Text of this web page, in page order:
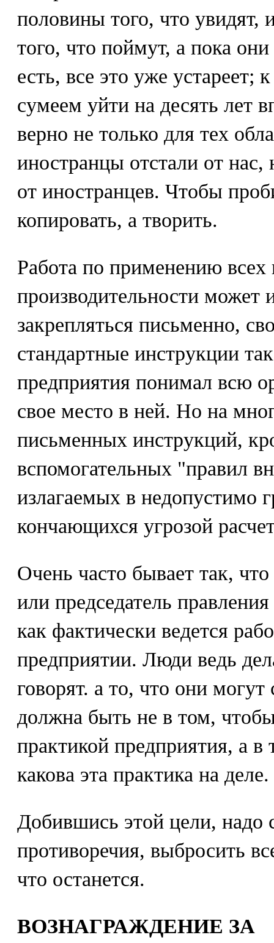
половины того, что увидят,
того, что поймут, а пока
есть, все это уже устареет;
сумеем уйти на десять лет
верно не только для тех
иностранцы отстали от
от иностранцев. Чтобы
копировать, а творить.
Работа по применению всех
производительности может
закрепляться письменно,
стандартные инструкции
предприятия понимал всю
свое место в ней. Но на
письменных инструкций,
вспомогательных "правил
излагаемых в недопустимо
кончающихся угрозой
Очень часто бывает так,
или председатель
как фактически ведется
предприятии. Люди ведь
говорят. а то, что они
должна быть не в том,
практикой предприятия, а
какова эта практика на деле.
Добившись этой цели, надо
противоречия, выбросить
что останется.
ВОЗНАГРАЖДЕНИЕ ЗА